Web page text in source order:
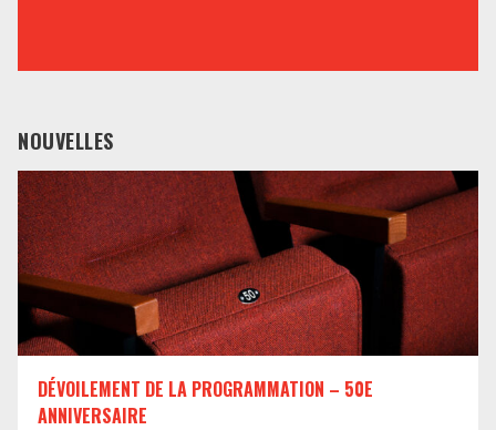
NOUVELLES
DÉVOILEMENT DE LA PROGRAMMATION – 50E
ANNIVERSAIRE